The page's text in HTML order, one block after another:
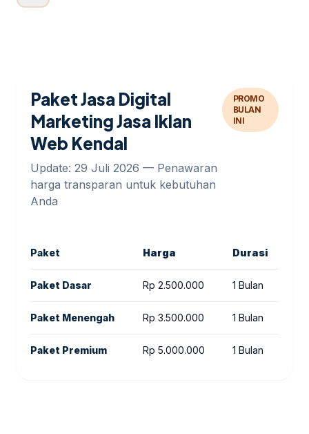
Paket Jasa Digital
Marketing Jasa Iklan
Web Kendal
Update: 29 Juli 2026 — Penawaran
harga transparan untuk kebutuhan
Anda
PROMO
BULAN
INI
Paket Harga Durasi
Paket Dasar Rp 2.500.000 1 Bulan
Paket Menengah Rp 3.500.000 1 Bulan
Paket Premium Rp 5.000.000 1 Bulan